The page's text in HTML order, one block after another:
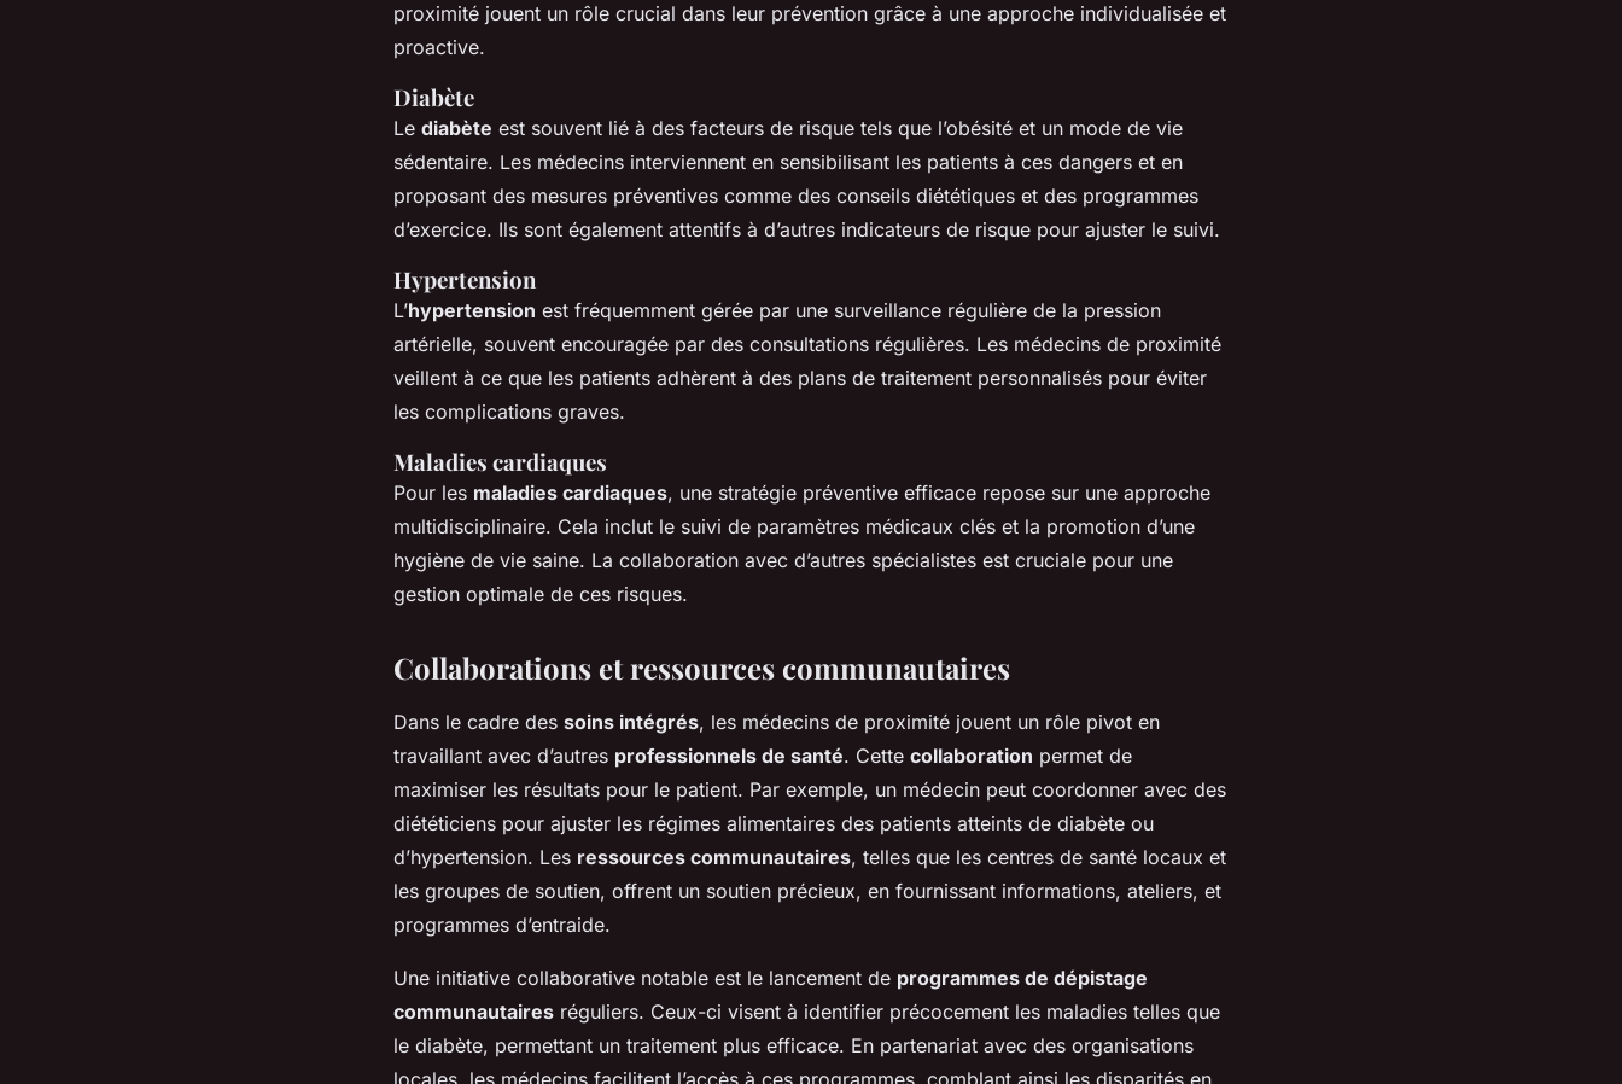
proximité jouent un rôle crucial dans leur prévention grâce à une approche individualisée et
proactive.
Diabète
Le diabète est souvent lié à des facteurs de risque tels que l’obésité et un mode de vie
sédentaire. Les médecins interviennent en sensibilisant les patients à ces dangers et en
proposant des mesures préventives comme des conseils diététiques et des programmes
d’exercice. Ils sont également attentifs à d’autres indicateurs de risque pour ajuster le suivi.
Hypertension
L’hypertension est fréquemment gérée par une surveillance régulière de la pression
artérielle, souvent encouragée par des consultations régulières. Les médecins de proximité
veillent à ce que les patients adhèrent à des plans de traitement personnalisés pour éviter
les complications graves.
Maladies cardiaques
Pour les maladies cardiaques, une stratégie préventive efficace repose sur une approche
multidisciplinaire. Cela inclut le suivi de paramètres médicaux clés et la promotion d’une
hygiène de vie saine. La collaboration avec d’autres spécialistes est cruciale pour une
gestion optimale de ces risques.
Collaborations et ressources communautaires
Dans le cadre des soins intégrés, les médecins de proximité jouent un rôle pivot en
travaillant avec d’autres professionnels de santé. Cette collaboration permet de
maximiser les résultats pour le patient. Par exemple, un médecin peut coordonner avec des
diététiciens pour ajuster les régimes alimentaires des patients atteints de diabète ou
d’hypertension. Les ressources communautaires, telles que les centres de santé locaux et
les groupes de soutien, offrent un soutien précieux, en fournissant informations, ateliers, et
programmes d’entraide.
Une initiative collaborative notable est le lancement de programmes de dépistage
communautaires réguliers. Ceux-ci visent à identifier précocement les maladies telles que
le diabète, permettant un traitement plus efficace. En partenariat avec des organisations